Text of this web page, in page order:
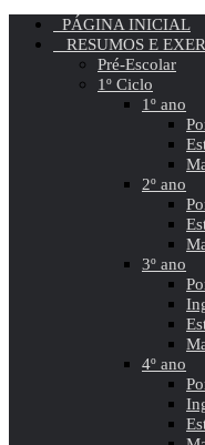
PÁGINA INICIAL
RESUMOS E
Pré-Escolar
1º Ciclo
1º ano
2º ano
3º ano
4º ano